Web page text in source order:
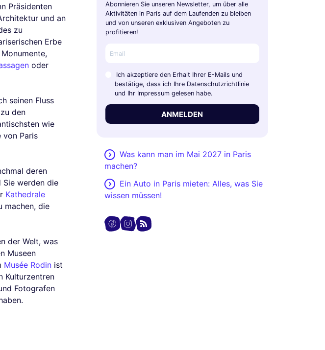
Präsidenten
und an
zu
Erbe
oder
seinen Fluss
den
wie
von Paris
deren
Sie werden die
Kathedrale
machen, die
der Welt, was
Museen
Musée Rodin ist
Kulturzentren
Fotografen
Abonnieren Sie unseren Newsletter, um über alle
Aktivitäten in Paris auf dem Laufenden zu bleiben
und von unseren exklusiven Angeboten zu
profitieren!
Ich akzeptiere den Erhalt Ihrer E-Mails und
bestätige, dass ich Ihre Datenschutzrichtlinie
und Ihr Impressum gelesen habe.
ANMELDEN
Was kann man im Mai 2027 in Paris
machen?
Ein Auto in Paris mieten: Alles, was Sie
wissen müssen!